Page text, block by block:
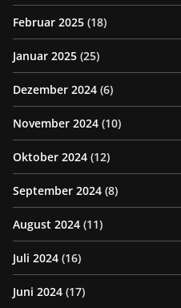
Februar 2025 (18)
Januar 2025 (25)
Dezember 2024 (6)
November 2024 (10)
Oktober 2024 (12)
September 2024 (8)
August 2024 (11)
Juli 2024 (16)
Juni 2024 (17)